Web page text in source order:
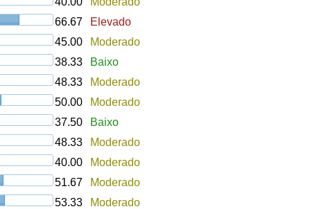
66.67
Elevado
45.00
Moderado
38.33
Baixo
48.33
Moderado
50.00
Moderado
37.50
Baixo
48.33
Moderado
40.00
Moderado
51.67
Moderado
53.33
Moderado